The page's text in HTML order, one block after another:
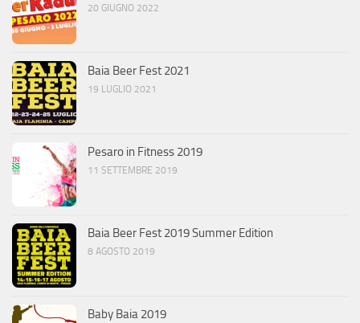
20 GIUGNO 2022
Baia Beer Fest 2021
19 LUGLIO 2021
Pesaro in Fitness 2019
11 SETTEMBRE 2019
Baia Beer Fest 2019 Summer Edition
8 AGOSTO 2019
Baby Baia 2019